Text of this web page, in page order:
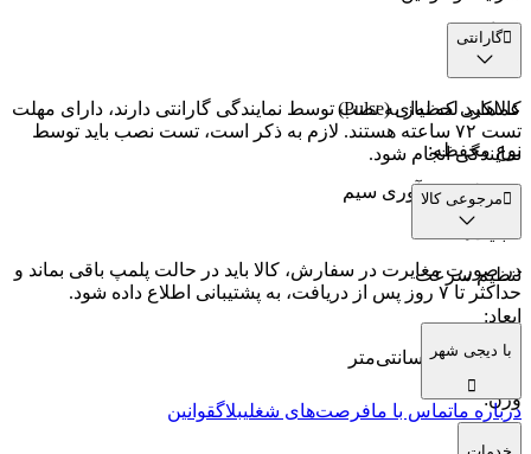
دو عدد
عملکرد
عملکرد لحظه‌ای (Pulse)
نوع محفظه:
محفظه جمع آوری سیم
قابلیت‌ها
تنظیم سرعت
ابعاد:
۵۰x۳۰x۳۸۰ سانتی‌متر
وزن:
گارانتی
کالاهایی که نیاز به نصب توسط نمایندگی گارانتی دارند، دارای مهلت
تست ۷۲ ساعته هستند. لازم به ذکر است، تست نصب باید توسط
نمایندگی انجام شود.
مرجوعی کالا
در صورت مغایرت در سفارش، کالا باید در حالت پلمپ باقی بماند و
حداکثر تا ۷ روز پس از دریافت، به پشتیبانی اطلاع داده شود.
با دیجی شهر
درباره ماتماس با مافرصت‌های شغلیبلاگقوانین
خدمات